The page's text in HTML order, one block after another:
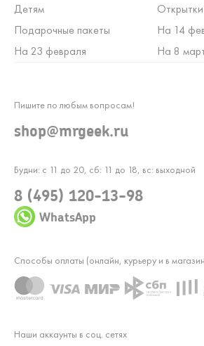
Детям
Открытки
Подарочные пакеты
На 14
На 23 февраля
На 8
Будни: с 11 до 20, сб: 11 до 18, вс: выходной
8 (495) 120-13-98
WhatsApp
Пишите по любым вопросам!
shop@mrgeek.ru
Наши аккаунты в соц. сетях
Способы оплаты (онлайн, курьеру и в